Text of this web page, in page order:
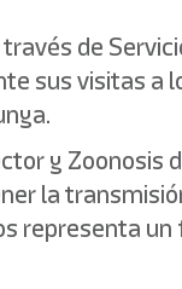
de
sus visitas a
y Zoonosis
la
representa